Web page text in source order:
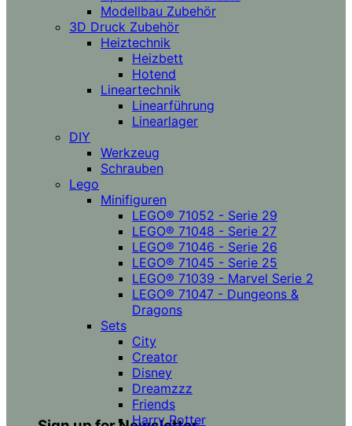
Modellbau Zubehör
3D Druck Zubehör
Heiztechnik
Heizbett
Hotend
Lineartechnik
Linearführung
Linearlager
DIY
Werkzeug
Schrauben
Lego
Minifiguren
LEGO® 71052 - Serie 29
LEGO® 71048 - Serie 27
LEGO® 71046 - Serie 26
LEGO® 71045 - Serie 25
LEGO® 71039 - Marvel Serie 2
LEGO® 71047 - Dungeons &
Dragons
Sets
City
Creator
Disney
Dreamzzz
Friends
Harry Potter